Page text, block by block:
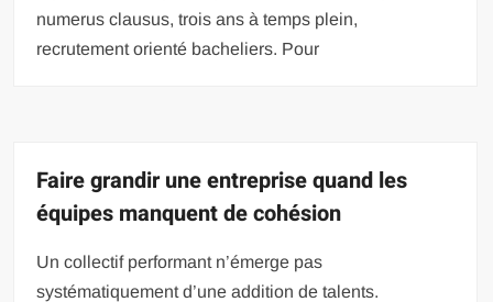
numerus clausus, trois ans à temps plein,
recrutement orienté bacheliers. Pour
Faire grandir une entreprise quand les
équipes manquent de cohésion
Un collectif performant n’émerge pas
systématiquement d’une addition de talents.